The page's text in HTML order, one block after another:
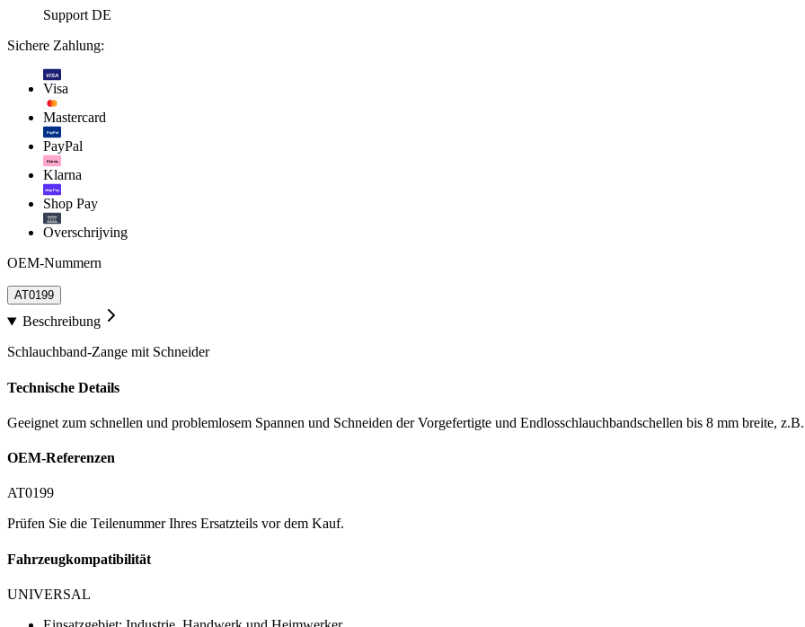
Support DE
Sichere Zahlung:
VISA
Visa
Mastercard
PayPal
PayPal
Klarna.
Klarna
shop Pay
Shop Pay
Overschrijving
OEM-Nummern
AT0199
Beschreibung
Schlauchband-Zange mit Schneider
Technische Details
Geeignet zum schnellen und problemlosem Spannen und Schneiden der Vorgefertigte und Endlosschlauchbandschellen bis 8 mm breite,
OEM-Referenzen
AT0199
Prüfen Sie die Teilenummer Ihres Ersatzteils vor dem Kauf.
Fahrzeugkompatibilität
UNIVERSAL